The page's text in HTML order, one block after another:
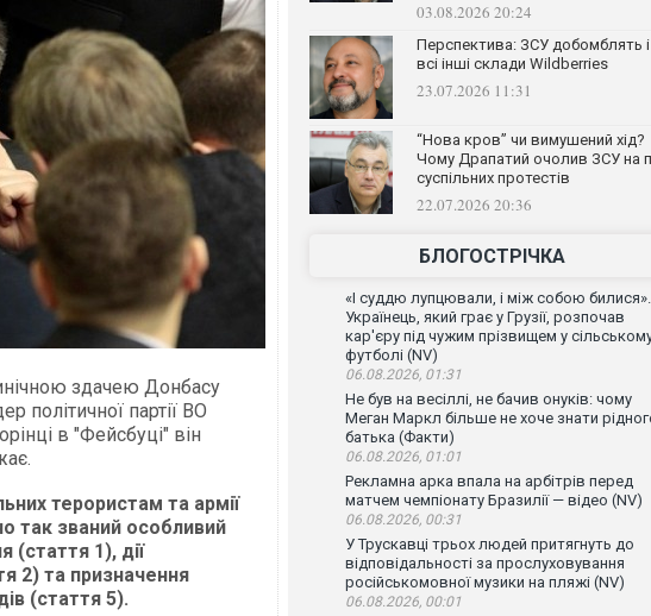
здачею Донбасу
політичної партії ВО
в "Фейсбуці" він
терористам та армії
так званий особливий
(стаття 1), дії
2) та призначення
(стаття 5).
03.08.2026 20:24
Перспектива: ЗСУ добомблять і
всі інші склади Wildberries
23.07.2026 11:31
“Нова кров” чи вимушений хід?
Чому Драпатий очолив ЗСУ на
суспільних протестів
22.07.2026 20:36
БЛОГОСТРІЧКА
«І суддю лупцювали, і між собою билися».
Українець, який грає у Грузії, розпочав
кар'єру під чужим прізвищем у
футболі (NV)
06.08.2026, 01:31
Не був на весіллі, не бачив онуків: чому
Меган Маркл більше не хоче знати
батька (Факти)
06.08.2026, 01:01
Рекламна арка впала на арбітрів перед
матчем чемпіонату Бразилії — відео (NV)
06.08.2026, 00:31
У Трускавці трьох людей притягнуть до
відповідальності за прослуховування
російськомовної музики на пляжі (NV)
06.08.2026, 00:01